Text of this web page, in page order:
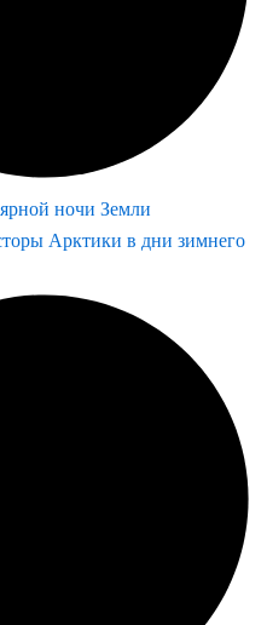
ночи Земли
Арктики в дни зимнего